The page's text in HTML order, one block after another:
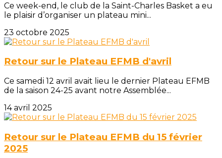
Ce week-end, le club de la Saint-Charles Basket a eu
le plaisir d’organiser un plateau mini...
23 octobre 2025
Retour sur le Plateau EFMB d'avril
Ce samedi 12 avril avait lieu le dernier Plateau EFMB
de la saison 24-25 avant notre Assemblée...
14 avril 2025
Retour sur le Plateau EFMB du 15 février
2025